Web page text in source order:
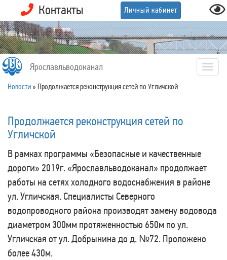
Контакты Личный кабинет
Ярославльводоканал
Новости » Продолжается реконструкция сетей по Угличской
Продолжается реконструкция сетей по
Угличской
В рамках программы «Безопасные и качественные
дороги» 2019г. «Ярославльводоканал» продолжает
работы на сетях холодного водоснабжения в районе
ул. Угличская. Специалисты Северного
водопроводного района производят замену водовода
диаметром 300мм протяженностью 650м по ул.
Угличская от ул. Добрынина до д. №72. Проложено
более 430м.